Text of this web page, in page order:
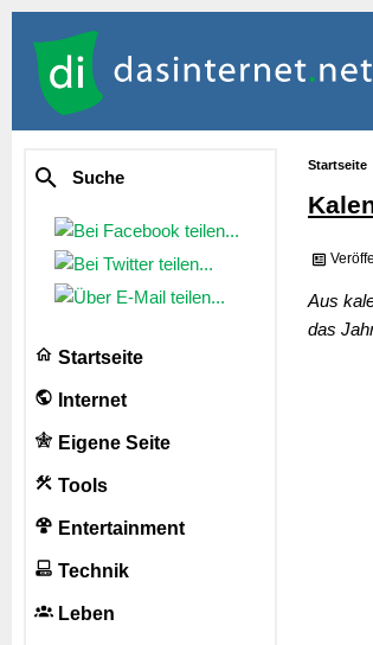
Suche
Startseite
Internet
Eigene Seite
Tools
Entertainment
Technik
Leben
Startseite
Aus
das